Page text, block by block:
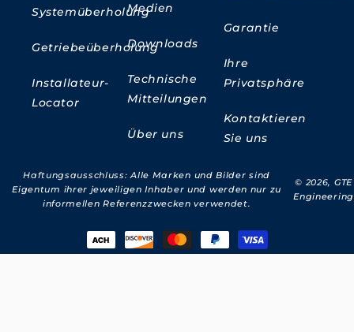
Systemüberholung
Getriebeüberholung
Installateur-
Locator
Medien
Downloads
Technische
Mitteilungen
Über uns
Garantie
Ihre
Privatsphäre
Kontaktieren
Sie uns
Haftungsausschluss:Alle Marken und Bilder sind
Eigentum ihrer jeweiligen Inhaber und werden nur zu
informellen Referenzzwecken verwendet.
© 2026, GTE
Engineering
Zahlungsmethoden